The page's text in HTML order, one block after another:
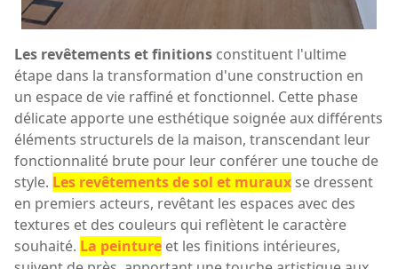
Les revêtements et finitions constituent l'ultime
étape dans la transformation d'une construction en
un espace de vie raffiné et fonctionnel. Cette phase
délicate apporte une esthétique soignée aux différents
éléments structurels de la maison, transcendant leur
fonctionnalité brute pour leur conférer une touche de
style. Les revêtements de sol et muraux se dressent
en premiers acteurs, revêtant les espaces avec des
textures et des couleurs qui reflètent le caractère
souhaité. La peinture et les finitions intérieures,